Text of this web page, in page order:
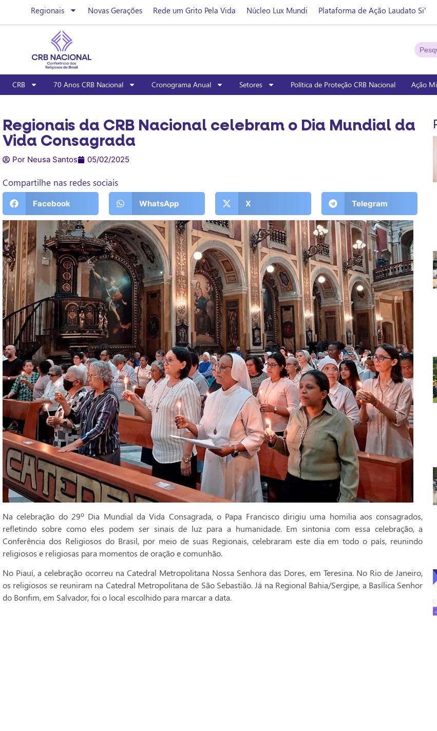
Regionais Novas Gerações Rede um Grito Pela Vida Núcleo Lux Mundi Plataforma de Ação Laudato Si’
CRB 70 Anos CRB Nacional Cronograma Anual Setores Política de Proteção CRB Nacional Ação
Regionais da CRB Nacional celebram o Dia Mundial da
Vida Consagrada
Por Neusa Santos 05/02/2025
Compartilhe nas redes sociais
Facebook WhatsApp X Telegram
Na celebração do 29º Dia Mundial da Vida Consagrada, o Papa Francisco dirigiu uma homilia aos consagrados,
refletindo sobre como eles podem ser sinais de luz para a humanidade. Em sintonia com essa celebração, a
Conferência dos Religiosos do Brasil, por meio de suas Regionais, celebraram este dia em todo o país, reunindo
religiosos e religiosas para momentos de oração e comunhão.
No Piauí, a celebração ocorreu na Catedral Metropolitana Nossa Senhora das Dores, em Teresina. No Rio de Janeiro,
os religiosos se reuniram na Catedral Metropolitana de São Sebastião. Já na Regional Bahia/Sergipe, a Basílica Senhor
do Bonfim, em Salvador, foi o local escolhido para marcar a data.